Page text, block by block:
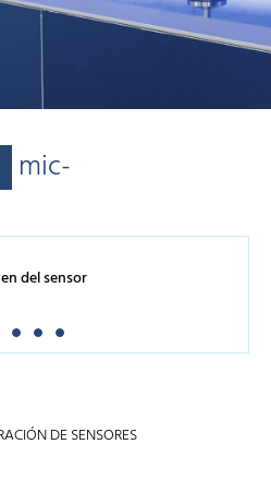
mic-
del sensor
DE SENSORES